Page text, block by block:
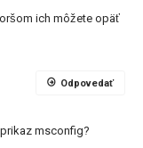
ich môžete opäť
msconfig?
Odpovedať